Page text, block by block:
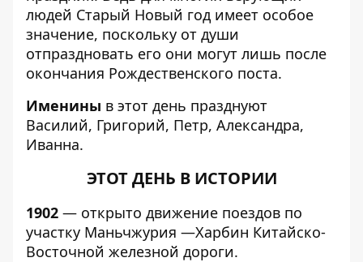
людей Старый Новый год имеет особое
значение, поскольку от души
отпраздновать его они могут лишь после
окончания Рождественского поста.
Именины в этот день празднуют
Василий, Григорий, Петр, Александра,
Иванна.
ЭТОТ ДЕНЬ В ИСТОРИИ
1902 — открыто движение поездов по
участку Маньчжурия —Харбин Китайско-
Восточной железной дороги.